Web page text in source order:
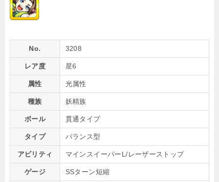
No. 3208
レア度 星6
属性 光属性
種族 妖精族
ボール 貫通タイプ
タイプ バランス型
アビリティ マインスイーパーL/レーザーストップ
ゲージ SSターン短縮